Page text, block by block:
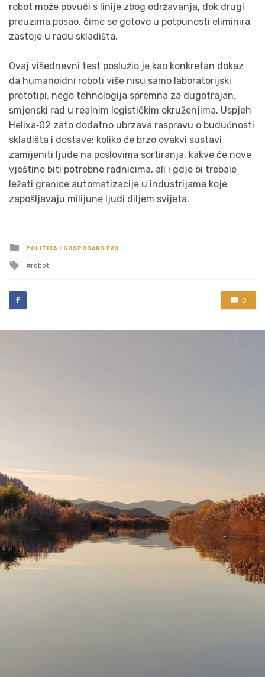
robot može povući s linije zbog održavanja, dok drugi
preuzima posao, čime se gotovo u potpunosti eliminira
zastoje u radu skladišta.
Ovaj višednevni test poslužio je kao konkretan dokaz
da humanoidni roboti više nisu samo laboratorijski
prototipi, nego tehnologija spremna za dugotrajan,
smjenski rad u realnim logističkim okruženjima. Uspjeh
Helixa‑02 zato dodatno ubrzava raspravu o budućnosti
skladišta i dostave: koliko će brzo ovakvi sustavi
zamijeniti ljude na poslovima sortiranja, kakve će nove
vještine biti potrebne radnicima, ali i gdje bi trebale
ležati granice automatizacije u industrijama koje
zapošljavaju milijune ljudi diljem svijeta.
Posted
in
POLITIKA I GOSPODARSTVO
Tagged
robot
0